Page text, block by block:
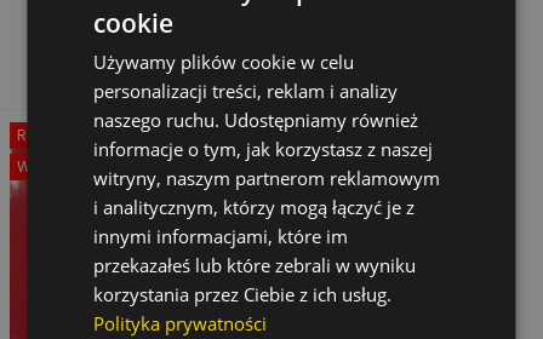
podstawowa
Dodaj do koszyka
Rabat
Wyprzedaż!
Wyprzedaż!
cookie
Używamy plików cookie w celu
personalizacji treści, reklam i analizy
naszego ruchu. Udostępniamy również
informacje o tym, jak korzystasz z naszej
witryny, naszym partnerom reklamowym
i analitycznym, którzy mogą łączyć je z
innymi informacjami, które im
przekazałeś lub które zebrali w wyniku
korzystania przez Ciebie z ich usług.
Polityka prywatności